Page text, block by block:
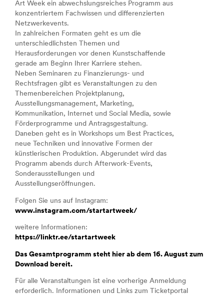
Art Week ein abwechslungsreiches Programm aus
konzentriertem Fachwissen und differenzierten
Netzwerkevents.
In zahlreichen Formaten geht es um die
unterschiedlichsten Themen und
Herausforderungen vor denen Kunstschaffende
gerade am Beginn Ihrer Karriere stehen.
Neben Seminaren zu Finanzierungs- und
Rechtsfragen gibt es Veranstaltungen zu den
Themenbereichen Projektplanung,
Ausstellungsmanagement, Marketing,
Kommunikation, Internet und Social Media, sowie
Förderprogramme und Antragsgestaltung.
Daneben geht es in Workshops um Best Practices,
neue Techniken und innovative Formen der
künstlerischen Produktion. Abgerundet wird das
Programm abends durch Afterwork-Events,
Sonderausstellungen und
Ausstellungseröffnungen.
Folgen Sie uns auf Instagram:
www.instagram.com/startartweek/
weitere Informationen:
https://linktr.ee/startartweek
Das Gesamtprogramm steht hier ab dem 16. August zum
Download bereit.
Für alle Veranstaltungen ist eine vorherige Anmeldung
erforderlich. Informationen und Links zum Ticketportal